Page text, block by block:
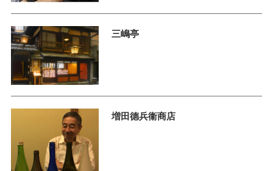
三嶋亭
増田德兵衞商店